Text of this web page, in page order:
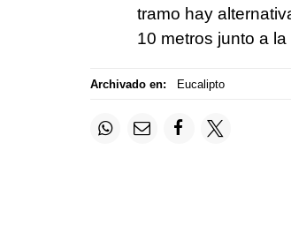
tramo hay
10 metros junto a
Archivado en: Eucalipto